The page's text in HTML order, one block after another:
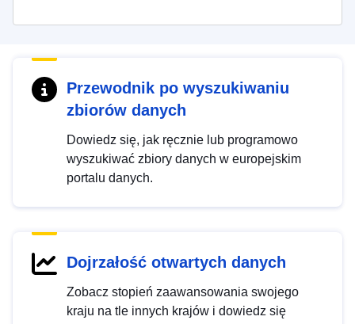
Przewodnik po wyszukiwaniu
zbiorów danych
Dowiedz się, jak ręcznie lub programowo
wyszukiwać zbiory danych w europejskim
portalu danych.
Dojrzałość otwartych danych
Zobacz stopień zaawansowania swojego
kraju na tle innych krajów i dowiedz się